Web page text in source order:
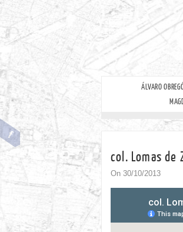
ÁLVARO
col. Lomas de
On 30/10/2013